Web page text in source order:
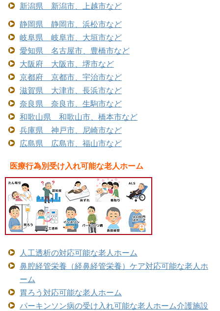
新潟県 新潟市、上越市など
静岡県 静岡市、浜松市など
岐阜県 岐阜市、大垣市など
愛知県 名古屋市、豊橋市など
大阪府 大阪市、堺市など
京都府 京都市、宇治市など
滋賀県 大津市、長浜市など
奈良県 奈良市、生駒市など
和歌山県 和歌山市、橋本市など
兵庫県 神戸市、尼崎市など
広島県 広島市、福山市など
医療行為別受け入れ可能な老人ホーム
人工透析の対応可能な老人ホーム
鼻腔経管栄養（経鼻経管栄養）ケア対応可能な老人ホ
ーム
胃ろう対応可能な老人ホーム
パーキンソン病の受け入れ可能な老人ホーム介護施設